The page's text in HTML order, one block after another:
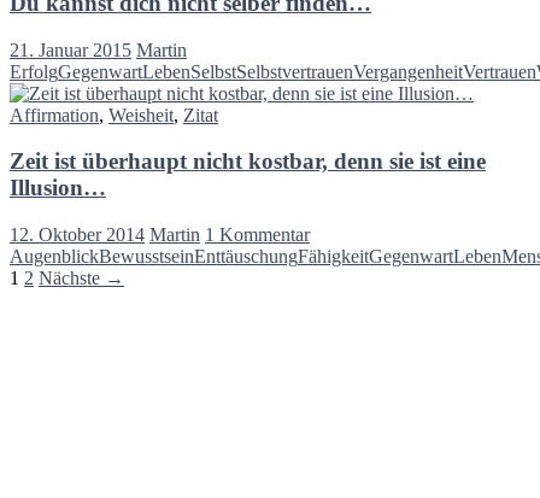
21. Januar 2015 Martin
ErfolgGegenwartLebenSelbstSelbstvertrauenVergangenheitVertrauen
Affirmation, Weisheit, Zitat
Zeit ist überhaupt nicht kostbar, denn sie ist eine
Illusion…
12. Oktober 2014 Martin 1 Kommentar
AugenblickBewusstseinEnttäuschungFähigkeitGegenwartLeben
Beitragsnavigation
1 2 Nächste →